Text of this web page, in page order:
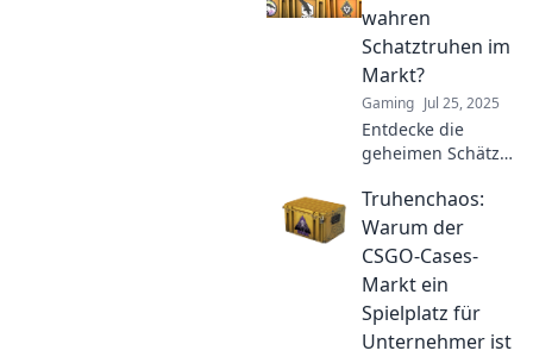
Glück machen
wahren
Schatztruhen im
Markt?
Gaming Jul 25, 2025
Entdecke die
geheimen Schätze
Cases! Finde
heraus, welche
Cases dir den
größten Gewinn
bringen können!
Truhenchaos:
Warum der
CSGO-Cases-
Markt ein
Spielplatz für
Unternehmer ist